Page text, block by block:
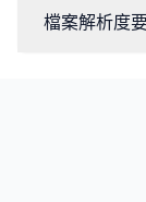
檔案解析度